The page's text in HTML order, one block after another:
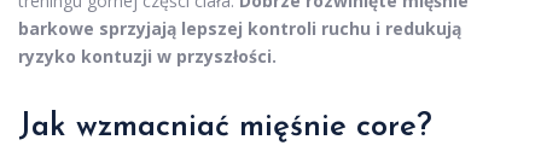
barkowe sprzyjają lepszej kontroli ruchu i redukują
ryzyko kontuzji w przyszłości.
Jak wzmacniać mięśnie core?